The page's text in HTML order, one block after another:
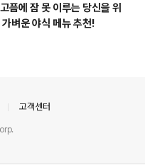
픔에 잠 못 이루는 당신을 위
가벼운 야식 메뉴 추천!
고객센터